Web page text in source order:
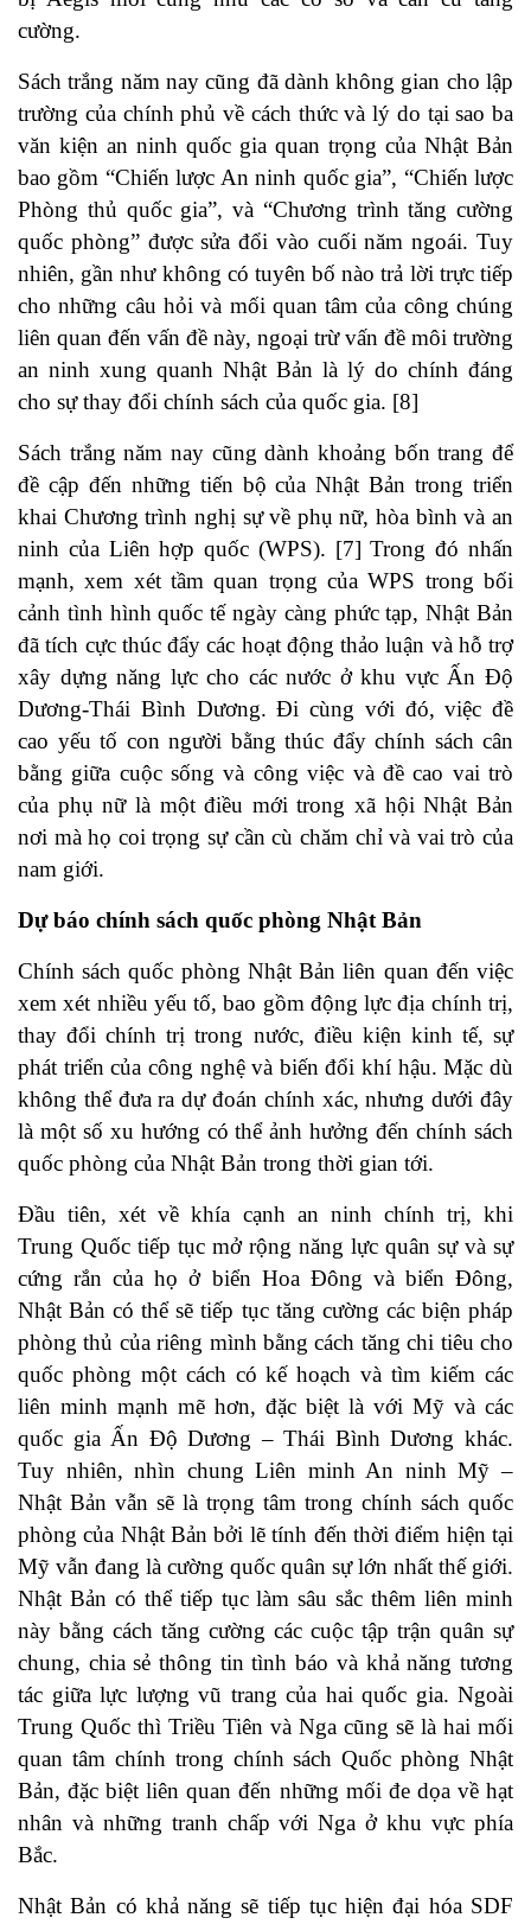
cường.
Sách trắng năm nay cũng đã dành không gian cho lập
trường của chính phủ về cách thức và lý do tại sao ba
văn kiện an ninh quốc gia quan trọng của Nhật Bản
bao gồm “Chiến lược An ninh quốc gia”, “Chiến lược
Phòng thủ quốc gia”, và “Chương trình tăng cường
quốc phòng” được sửa đổi vào cuối năm ngoái. Tuy
nhiên, gần như không có tuyên bố nào trả lời trực tiếp
cho những câu hỏi và mối quan tâm của công chúng
liên quan đến vấn đề này, ngoại trừ vấn đề môi trường
an ninh xung quanh Nhật Bản là lý do chính đáng
cho sự thay đổi chính sách của quốc gia. [8]
Sách trắng năm nay cũng dành khoảng bốn trang để
đề cập đến những tiến bộ của Nhật Bản trong triển
khai Chương trình nghị sự về phụ nữ, hòa bình và an
ninh của Liên hợp quốc (WPS). [7] Trong đó nhấn
mạnh, xem xét tầm quan trọng của WPS trong bối
cảnh tình hình quốc tế ngày càng phức tạp, Nhật Bản
đã tích cực thúc đẩy các hoạt động thảo luận và hỗ trợ
xây dựng năng lực cho các nước ở khu vực Ấn Độ
Dương-Thái Bình Dương. Đi cùng với đó, việc đề
cao yếu tố con người bằng thúc đẩy chính sách cân
bằng giữa cuộc sống và công việc và đề cao vai trò
của phụ nữ là một điều mới trong xã hội Nhật Bản
nơi mà họ coi trọng sự cần cù chăm chỉ và vai trò của
nam giới.
Dự báo chính sách quốc phòng Nhật Bản
Chính sách quốc phòng Nhật Bản liên quan đến việc
xem xét nhiều yếu tố, bao gồm động lực địa chính trị,
thay đổi chính trị trong nước, điều kiện kinh tế, sự
phát triển của công nghệ và biến đổi khí hậu. Mặc dù
không thể đưa ra dự đoán chính xác, nhưng dưới đây
là một số xu hướng có thể ảnh hưởng đến chính sách
quốc phòng của Nhật Bản trong thời gian tới.
Đầu tiên, xét về khía cạnh an ninh chính trị, khi
Trung Quốc tiếp tục mở rộng năng lực quân sự và sự
cứng rắn của họ ở biển Hoa Đông và biển Đông,
Nhật Bản có thể sẽ tiếp tục tăng cường các biện pháp
phòng thủ của riêng mình bằng cách tăng chi tiêu cho
quốc phòng một cách có kế hoạch và tìm kiếm các
liên minh mạnh mẽ hơn, đặc biệt là với Mỹ và các
quốc gia Ấn Độ Dương – Thái Bình Dương khác.
Tuy nhiên, nhìn chung Liên minh An ninh Mỹ –
Nhật Bản vẫn sẽ là trọng tâm trong chính sách quốc
phòng của Nhật Bản bởi lẽ tính đến thời điểm hiện tại
Mỹ vẫn đang là cường quốc quân sự lớn nhất thế giới.
Nhật Bản có thể tiếp tục làm sâu sắc thêm liên minh
này bằng cách tăng cường các cuộc tập trận quân sự
chung, chia sẻ thông tin tình báo và khả năng tương
tác giữa lực lượng vũ trang của hai quốc gia. Ngoài
Trung Quốc thì Triều Tiên và Nga cũng sẽ là hai mối
quan tâm chính trong chính sách Quốc phòng Nhật
Bản, đặc biệt liên quan đến những mối đe dọa về hạt
nhân và những tranh chấp với Nga ở khu vực phía
Bắc.
Nhật Bản có khả năng sẽ tiếp tục hiện đại hóa SDF